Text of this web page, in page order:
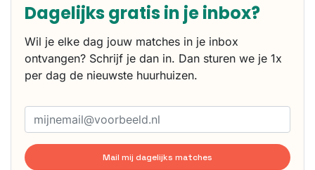
Dagelijks gratis in je inbox?
Wil je elke dag jouw matches in je inbox
ontvangen? Schrijf je dan in. Dan sturen we je 1x
per dag de nieuwste huurhuizen.
Mail mij dagelijks matches